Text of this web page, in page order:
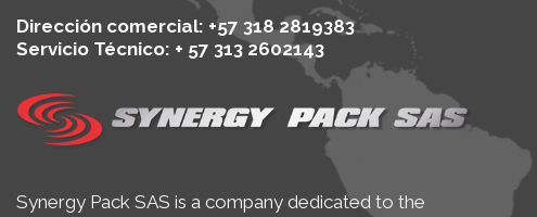
Dirección comercial: +57 318 2819383
Servicio Técnico: + 57 313 2602143
Synergy Pack SAS is a company dedicated to the